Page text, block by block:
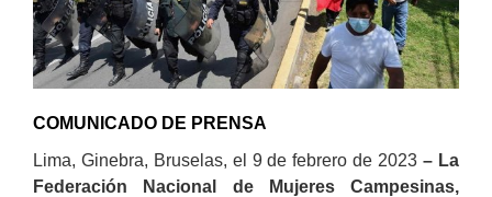
COMUNICADO DE PRENSA
Lima, Ginebra, Bruselas, el 9 de febrero de 2023 – La
Federación Nacional de Mujeres Campesinas,